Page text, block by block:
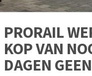
PRORAIL
KOP VAN
DAGEN